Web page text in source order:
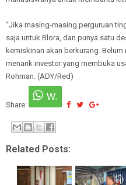
“Jika masing-masing perguruan
saja untuk Blora, dan punya satu
kemiskinan akan berkurang.
menarik investor yang membuka
Rohman. (ADY/Red)
Share:
Related Posts: